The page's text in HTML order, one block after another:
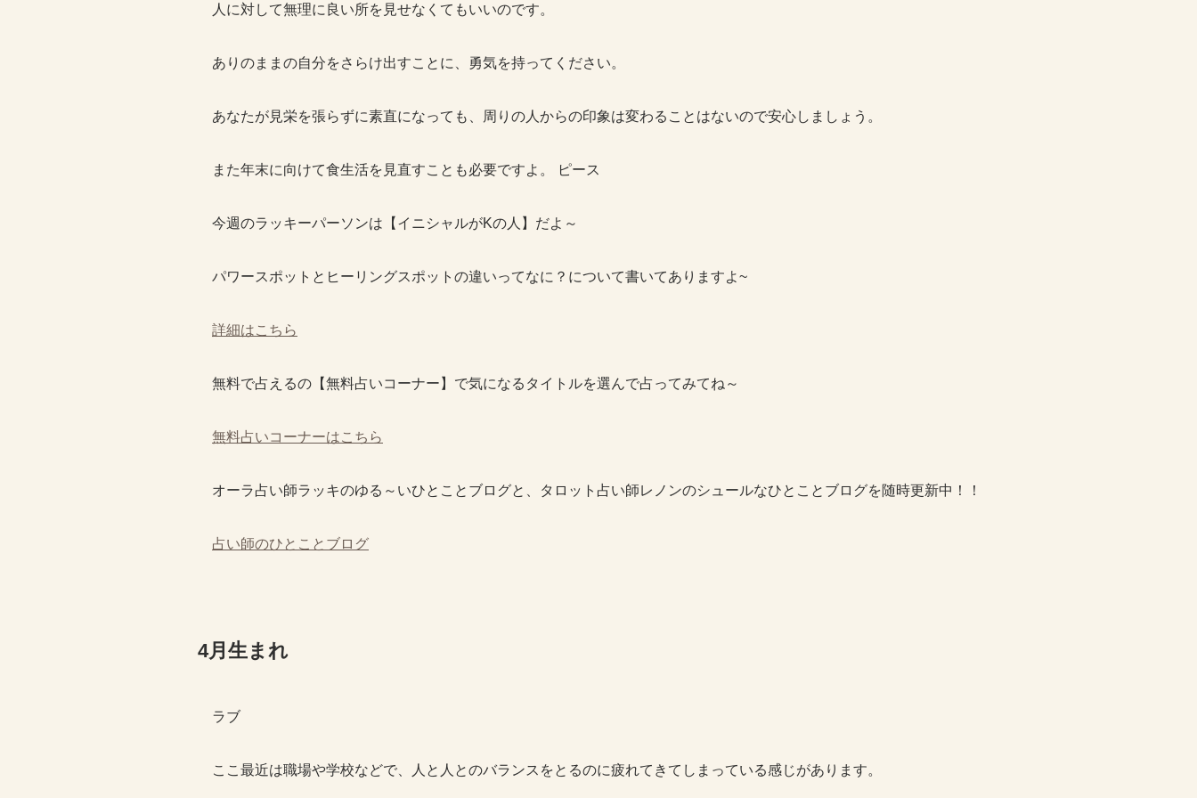
人に対して無理に良い所を見せなくてもいいのです。
ありのままの自分をさらけ出すことに、勇気を持ってください。
あなたが見栄を張らずに素直になっても、周りの人からの印象は変わることはないので安心しましょう。
また年末に向けて食生活を見直すことも必要ですよ。 ピース
今週のラッキーパーソンは【イニシャルがKの人】だよ～
パワースポットとヒーリングスポットの違いってなに？について書いてありますよ~
詳細はこちら
無料で占えるの【無料占いコーナー】で気になるタイトルを選んで占ってみてね～
無料占いコーナーはこちら
オーラ占い師ラッキのゆる～いひとことブログと、タロット占い師レノンのシュールなひとことブログを随時更新中！！
占い師のひとことブログ
4月生まれ
ラブ
ここ最近は職場や学校などで、人と人とのバランスをとるのに疲れてきてしまっている感じがあります。